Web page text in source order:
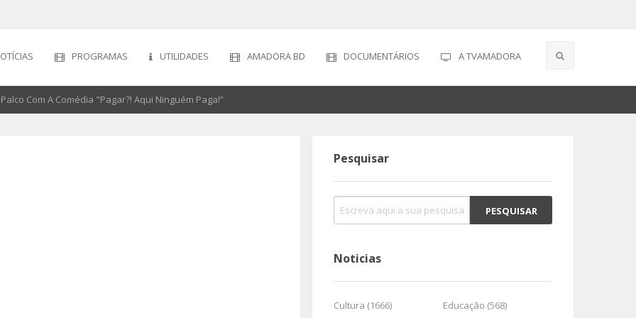
PROGRAMAS UTILIDADES AMADORA BD DOCUMENTÁRIOS A TVAMADORA
Com A Comédia "Pagar?! Aqui Ninguém Paga!”
Pesquisar
Noticias
Cultura (1666)
Educação (568)